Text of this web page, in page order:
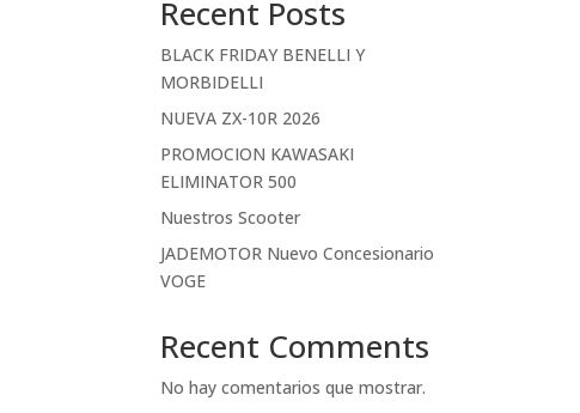
Recent Posts
BLACK FRIDAY BENELLI Y
MORBIDELLI
NUEVA ZX-10R 2026
PROMOCION KAWASAKI
ELIMINATOR 500
Nuestros Scooter
JADEMOTOR Nuevo Concesionario
VOGE
Recent Comments
No hay comentarios que mostrar.